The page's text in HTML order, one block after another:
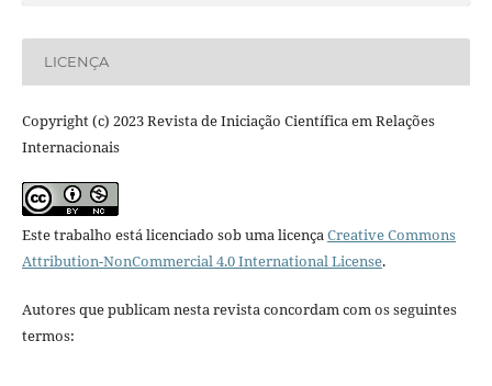
LICENÇA
Copyright (c) 2023 Revista de Iniciação Científica em Relações
Internacionais
Este trabalho está licenciado sob uma licençaCreative Commons
Attribution-NonCommercial 4.0 International License.
Autores que publicam nesta revista concordam com os seguintes
termos: